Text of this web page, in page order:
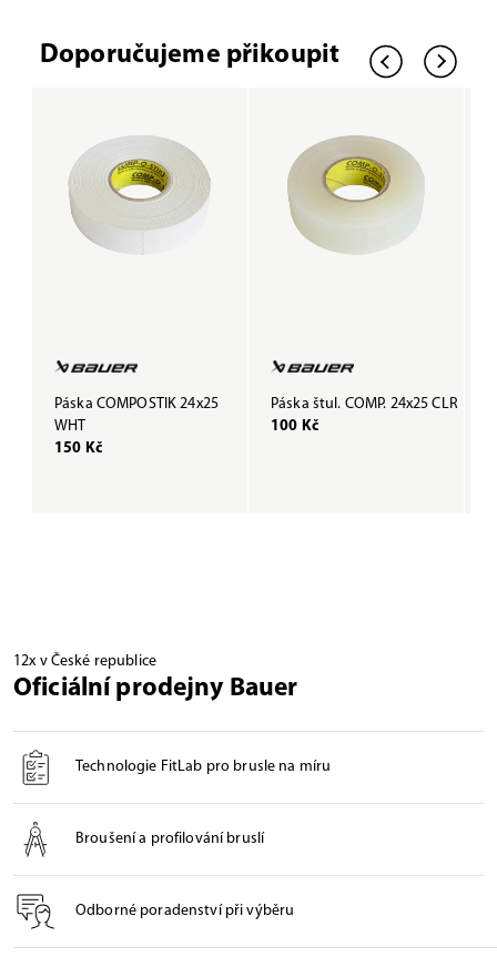
Doporučujeme přikoupit
Páska COMPOSTIK 24x25
WHT
150 Kč
Páska štul. COMP. 24x25 CLR
100 Kč
12x v České republice
Oficiální prodejny Bauer
Technologie FitLab pro brusle na míru
Broušení a profilování bruslí
Odborné poradenství při výběru